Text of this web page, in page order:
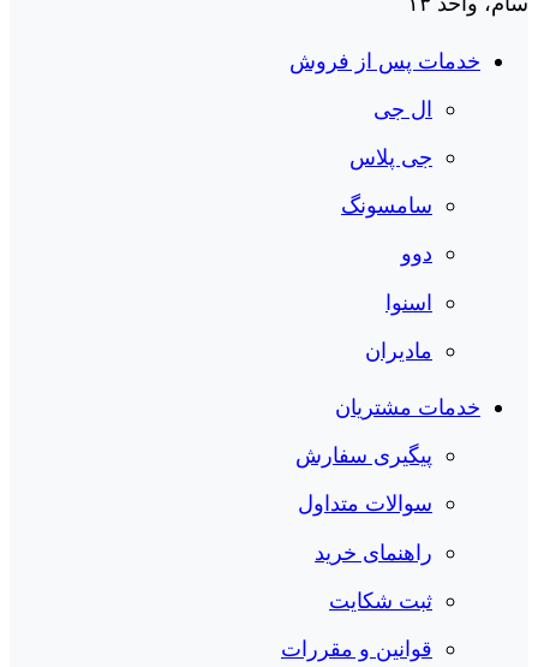
خدمات پس از فروش
ال جی
جی پلاس
سامسونگ
دوو
اسنوا
مادیران
خدمات مشتریان
پیگیری سفارش
سوالات متداول
راهنمای خرید
ثبت شکایت
قوانین و مقررات